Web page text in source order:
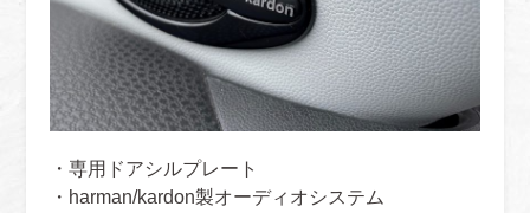
・専用ドアシルプレート
・harman/kardon製オーディオシステム